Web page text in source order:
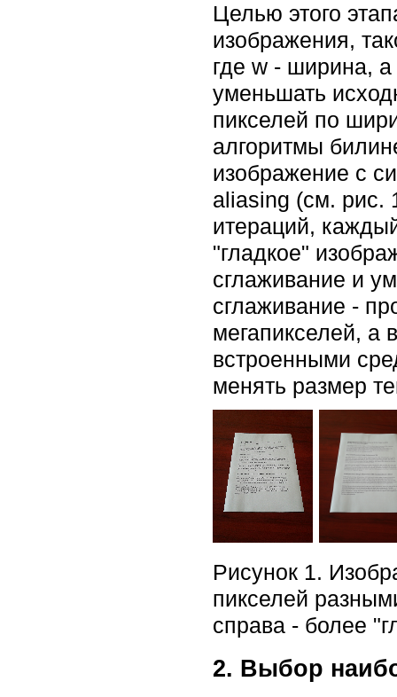
Целью этого
изображения,
где w - ширина, а
уменьшать
пикселей по
алгоритмы
изображение с
aliasing (см. рис.
итераций,
"гладкое"
сглаживание и
сглаживание -
мегапикселей, а
встроенными
менять размер
Рисунок 1.
пикселей
справа - более
2. Выбор